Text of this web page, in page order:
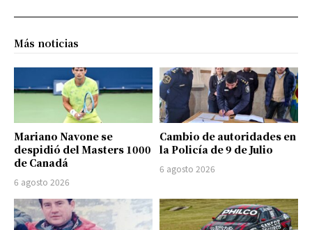
Más noticias
Mariano Navone se
despidió del Masters 1000
de Canadá
6 agosto 2026
Cambio de autoridades en
la Policía de 9 de Julio
6 agosto 2026